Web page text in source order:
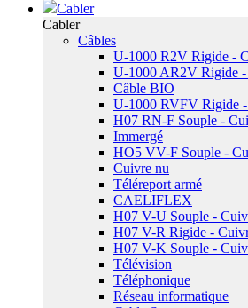
Cabler
Cabler
Câbles
U-1000 R2V Rigide -
U-1000 AR2V Rigide
Câble BIO
U-1000 RVFV Rigide
H07 RN-F Souple -
Immergé
HO5 VV-F Souple -
Cuivre nu
Téléreport armé
CAELIFLEX
H07 V-U Souple -
H07 V-R Rigide -
H07 V-K Souple -
Télévision
Téléphonique
Réseau informatique